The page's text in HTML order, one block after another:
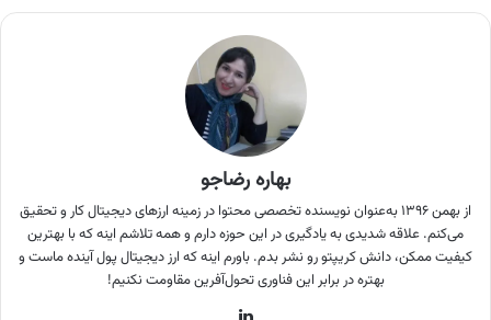
بهاره رضاجو
از بهمن ۱۳۹۶ به‌عنوان نویسنده تخصصی محتوا در زمینه ارزهای دیجیتال کار و تحقیق
می‌کنم. علاقه شدیدی به یادگیری در این حوزه دارم و همه تلاشم اینه که با بهترین
کیفیت ممکن، دانش کریپتو رو نشر بدم. باورم اینه که ارز دیجیتال پول آینده ماست و
بهتره در برابر این فناوری تحول‌آفرین مقاومت نکنیم!